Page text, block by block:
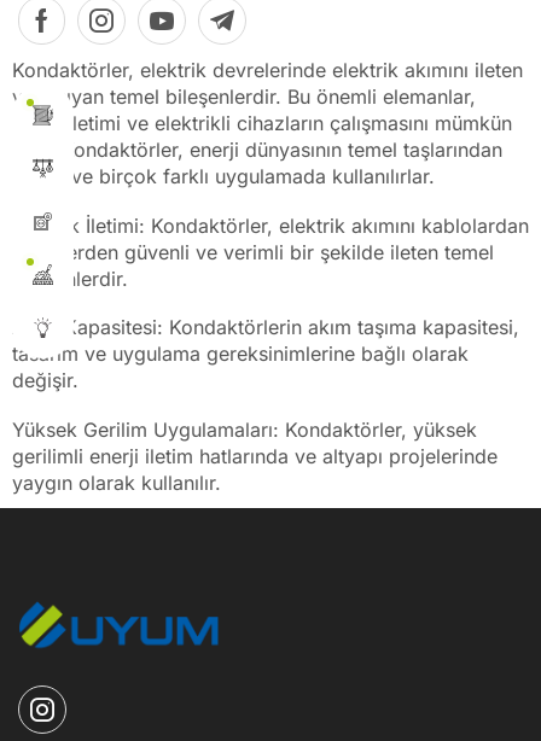
Kondaktörler, elektrik devrelerinde elektrik akımını ileten
ve taşıyan temel bileşenlerdir. Bu önemli elemanlar,
enerji iletimi ve elektrikli cihazların çalışmasını mümkün
kılar. Kondaktörler, enerji dünyasının temel taşlarından
biridir ve birçok farklı uygulamada kullanılırlar.
Elektrik İletimi: Kondaktörler, elektrik akımını kablolardan
ve tellerden güvenli ve verimli bir şekilde ileten temel
bileşenlerdir.
Akım Kapasitesi: Kondaktörlerin akım taşıma kapasitesi,
tasarım ve uygulama gereksinimlerine bağlı olarak
değişir.
Yüksek Gerilim Uygulamaları: Kondaktörler, yüksek
gerilimli enerji iletim hatlarında ve altyapı projelerinde
yaygın olarak kullanılır.